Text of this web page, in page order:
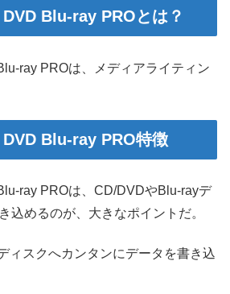
Blu-ray PROとは？
ray PROは、メディアライティン
Blu-ray PRO特徴
ray PROは、CD/DVDやBlu-rayデ
込めるのが、大きなポイントだ。
ィスクへカンタンにデータを書き込